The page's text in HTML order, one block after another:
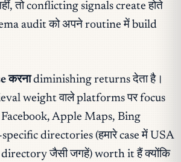
तो conflicting signals create होते
audit को अपने routine में build
करनाdiminishing returns देता है।
weight वाले platforms पर focus
Apple Maps, Bing
directories (हमारे case में USA
जैसी जगहें) worth it हैं क्योंकि